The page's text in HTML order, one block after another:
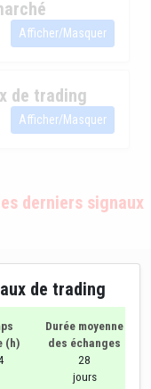
Afficher/Masquer
de trading
Afficher/Masquer
derniers signaux
de trading
(h)
Durée moyenne
des échanges
28
jours